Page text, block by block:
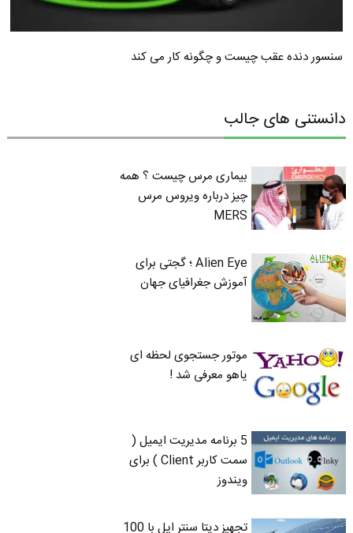
سنسور دنده عقب چیست و چگونه کار می کند
دانستنی های جالب
بیماری مرس چیست ؟ همه
چیز درباره ویروس مرس
MERS
Alien Eye ؛ گجتی برای
آموزش جغرافیای جهان
موتور جستجوی لحظه ای
یاهو معرفی شد !
5 برنامه مدیریت ایمیل (
سمت کاربر Client ) برای
ویندوز
تجهیز دیتا سنتر اپل با 100